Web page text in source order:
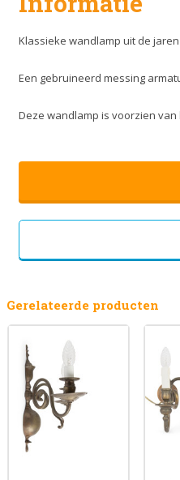
Klassieke wandlamp uit de jaren
Een gebruineerd messing
Deze wandlamp is voorzien
Gerelateerde producten